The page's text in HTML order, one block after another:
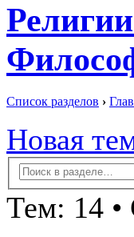
Список разделов ›
Новая
Тем: 14 •